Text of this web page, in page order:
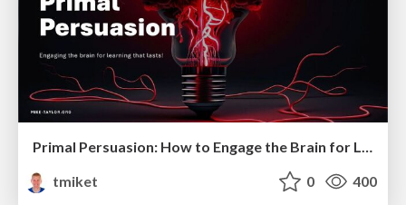
Primal Persuasion: How to Engage the Brain for Learning That Lasts
tmiket
0 400